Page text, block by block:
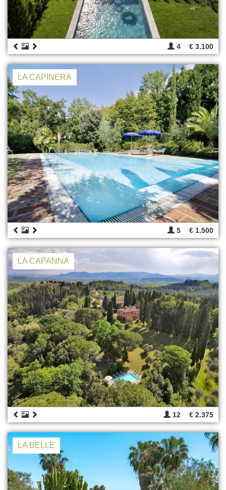
4 € 3.100
LA CAPINERA
5 € 1.500
LA CAPANNA
12 € 2.375
LA BELLE